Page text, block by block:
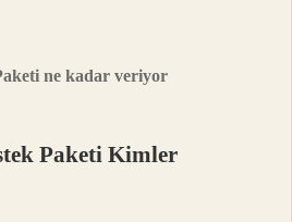
ne kadar veriyor
Paketi Kimler